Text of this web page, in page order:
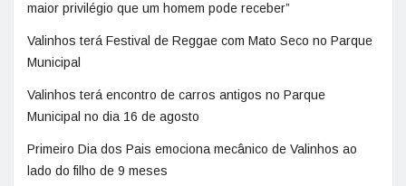
maior privilégio que um homem pode receber”
Valinhos terá Festival de Reggae com Mato Seco no Parque
Municipal
Valinhos terá encontro de carros antigos no Parque
Municipal no dia 16 de agosto
Primeiro Dia dos Pais emociona mecânico de Valinhos ao
lado do filho de 9 meses